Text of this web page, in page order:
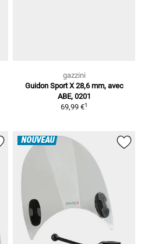
gazzini
Guidon Sport X 28,6 mm, avec
ABE, 0201
69,99 €1
NOUVEAU